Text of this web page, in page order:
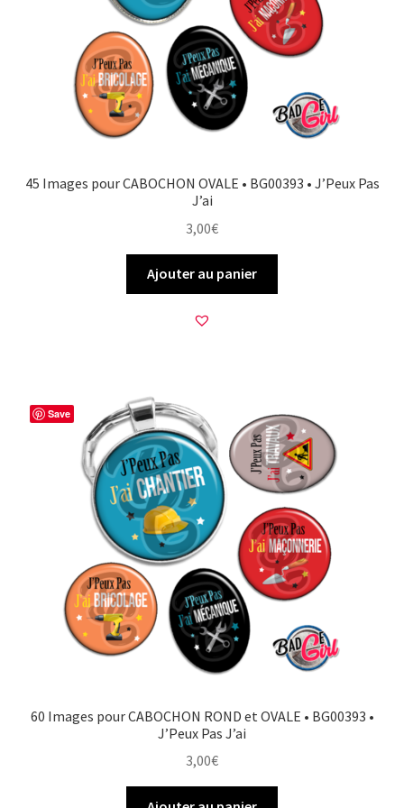
Mon compte
Wishlist
Panier
Politique de Confidentialité
Validation de la commande
45 Images pour CABOCHON OVALE • BG00393 • J’Peux Pas
J’ai
3,00€
Ajouter au panier
Save
60 Images pour CABOCHON ROND et OVALE • BG00393 •
J’Peux Pas J’ai
3,00€